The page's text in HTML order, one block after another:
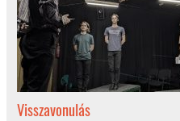
Visszavonulás